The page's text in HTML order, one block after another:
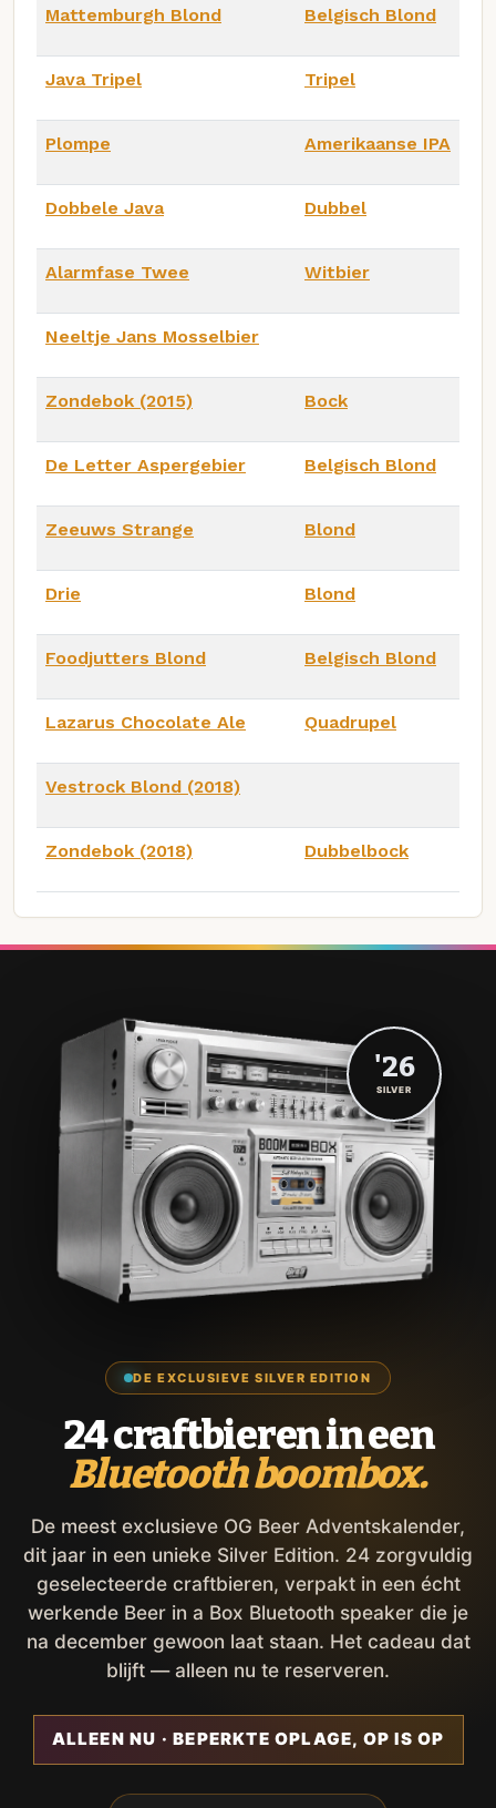
Mattemburgh Blond Belgisch Blond
Java Tripel Tripel
Plompe Amerikaanse IPA
Dobbele Java Dubbel
Alarmfase Twee Witbier
Neeltje Jans Mosselbier
Zondebok (2015) Bock
De Letter Aspergebier Belgisch Blond
Zeeuws Strange Blond
Drie Blond
Foodjutters Blond Belgisch Blond
Lazarus Chocolate Ale Quadrupel
Vestrock Blond (2018)
Zondebok (2018) Dubbelbock
DE EXCLUSIEVE SILVER EDITION
24 craftbieren in een
Bluetooth boombox.
De meest exclusieve OG Beer Adventskalender,
dit jaar in een unieke Silver Edition. 24 zorgvuldig
geselecteerde craftbieren, verpakt in een écht
werkende Beer in a Box Bluetooth speaker die je
na december gewoon laat staan. Het cadeau dat
blijft — alleen nu te reserveren.
ALLEEN NU · BEPERKTE OPLAGE, OP IS OP
'26
SILVER